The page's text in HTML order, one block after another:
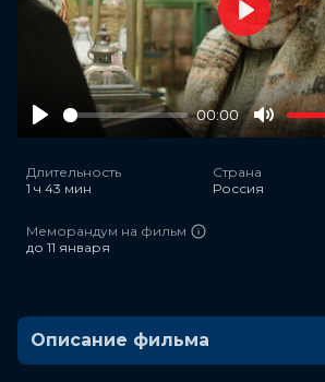
Play
00:00
Mute
Play
Длительность
1 ч 43 мин
Страна
Россия
Меморандум на фильм
до 11 января
Описание фильма